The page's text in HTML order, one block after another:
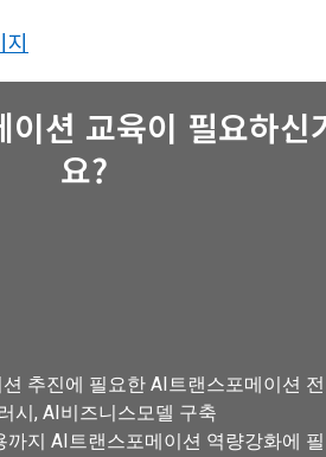
션 교육이 필요하신
요?
추진에 필요한 AI트랜스포메이션
시, AI비즈니스모델 구축
까지 AI트랜스포메이션 역량강화에